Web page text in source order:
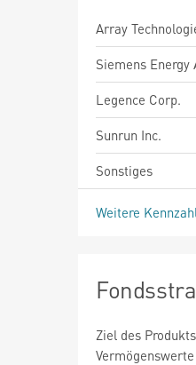
Array
Siemens Energy
Legence Corp.
Sunrun Inc.
Sonstiges
Weitere
Ziel des